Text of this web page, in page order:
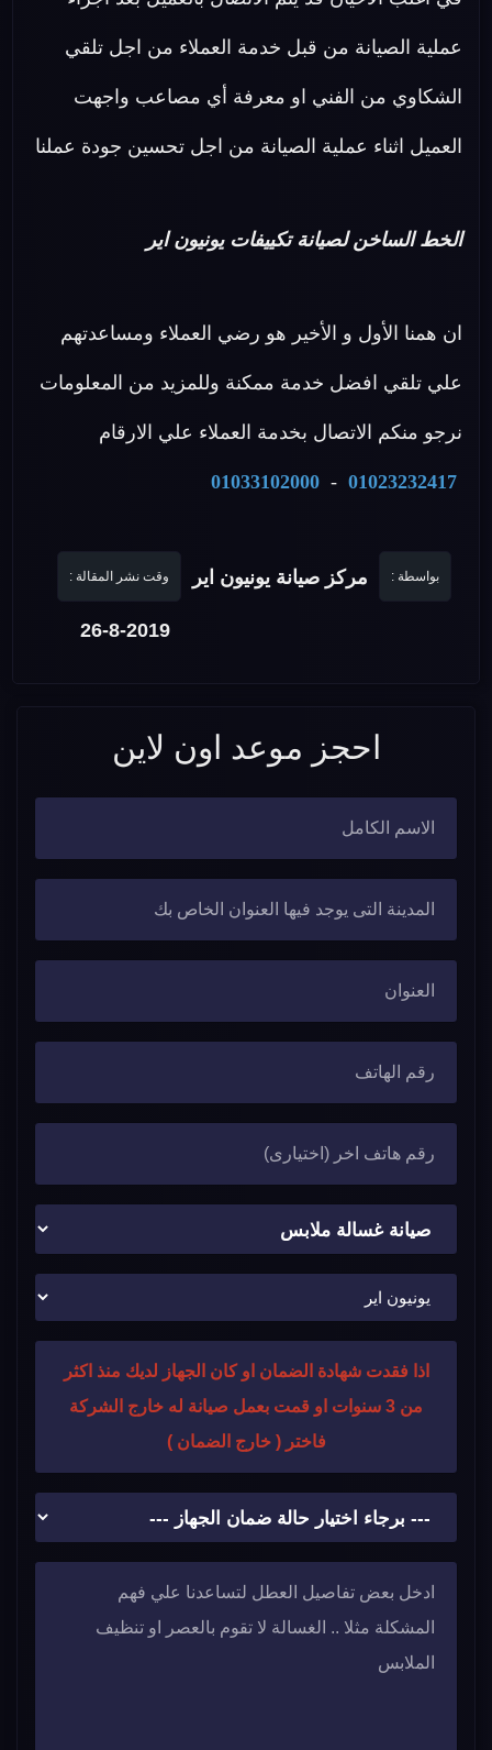
عملية الصيانة من قبل خدمة العملاء من اجل تلقي
الشكاوي من الفني او معرفة أي مصاعب واجهت
العميل اثناء عملية الصيانة من اجل تحسين جودة عملنا
الخط الساخن لصيانة تكييفات يونيون اير
ان همنا الأول و الأخير هو رضي العملاء ومساعدتهم
علي تلقي افضل خدمة ممكنة وللمزيد من المعلومات
نرجو منكم الاتصال بخدمة العملاء علي الارقام
01023232417
-
01033102000
بواسطة : مركز صيانة يونيون اير وقت نشر المقالة :
26-8-2019
احجز موعد اون لاين
اذا فقدت شهادة الضمان او كان الجهاز لديك منذ اكثر
من 3 سنوات او قمت بعمل صيانة له خارج الشركة
فاختر ( خارج الضمان )